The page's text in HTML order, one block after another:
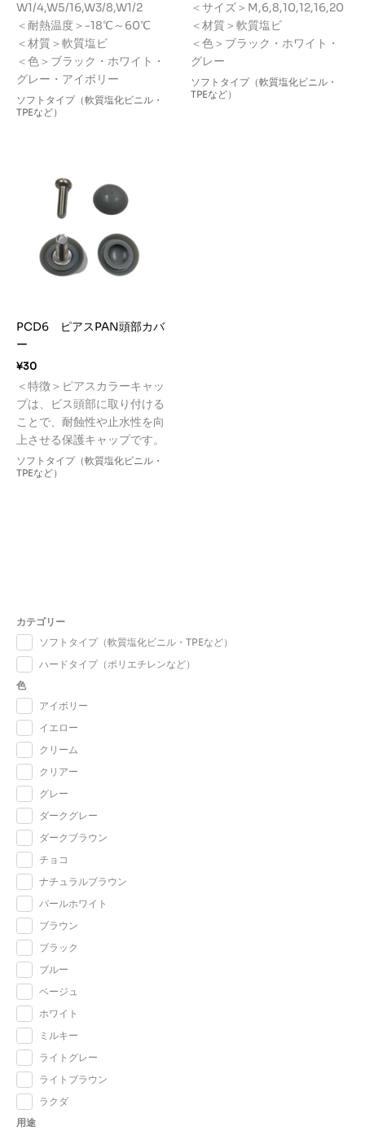
カテゴリー
ソフトタイプ（軟質塩化ビニル・TPEなど）
ハードタイプ（ポリエチレンなど）
色
アイボリー
イエロー
クリーム
クリアー
グレー
ダークグレー
ダークブラウン
チョコ
ナチュラルブラウン
パールホワイト
ブラウン
ブラック
ブルー
ベージュ
ホワイト
ミルキー
ライトグレー
ライトブラウン
ラクダ
用途
¥176
–
W1/4,W5/16,W3/8,W1/2
＜耐熱温度＞-18℃～60℃
＜材質＞軟質塩ビ
＜色＞ブラック・ホワイト・
グレー・アイボリー
ソフトタイプ（軟質塩化ビニル・
TPEなど）
–
¥80
＜サイズ＞M,6,8,10,12,16,20
＜材質＞軟質塩ビ
＜色＞ブラック・ホワイト・
グレー
ソフトタイプ（軟質塩化ビニル・
TPEなど）
PCD6 ピアスPAN頭部カバ
ー
¥30
＜特徴＞ピアスカラーキャッ
プは、ビス頭部に取り付ける
ことで、耐蝕性や止水性を向
上させる保護キャップです。
ソフトタイプ（軟質塩化ビニル・
TPEなど）